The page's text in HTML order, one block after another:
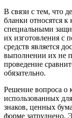
В связи с тем, что
бланки относятся
специальными
их изготовления с
средств является
выполнении их не
проведение
обязательно.
Решение вопроса о
использованных
знаков, ценных
форме затруднено.